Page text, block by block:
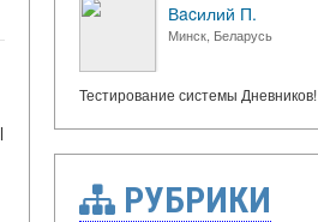
Вacилий П.
Минск, Беларусь
Тестирование системы Дневников!
РУБРИКИ